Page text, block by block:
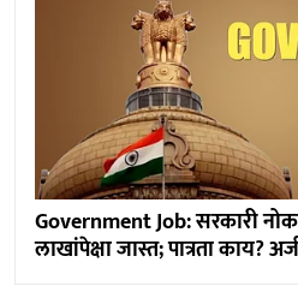
Government Job: सरकारी
लाखांपेक्षा जास्त; पात्रता काय?